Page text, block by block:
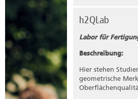
h2QLab
Labor für
Beschreibung:
Hier stehen
geometrische